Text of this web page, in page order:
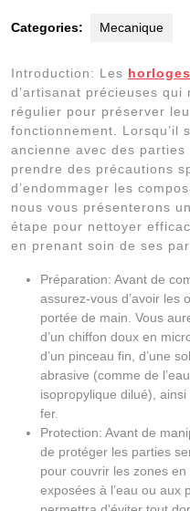
Categories: Mecanique
Introduction: Les
d’artisanat précieuses
régulier pour préserver
fonctionnement. Lorsqu’il
ancienne avec des
prendre des précautions
d’endommager les
nous vous présenterons
étape pour nettoyer
en prenant soin de ses
Préparation: Avant de
assurez-vous d’avoir les
portée de main. Vous
d’un chiffon doux en
d’un pinceau fin, d’une
abrasive (comme de
isopropylique dilué),
fer.
Protection: Avant de
de protéger les parties
pour couvrir les zones
exposées à l’eau ou aux